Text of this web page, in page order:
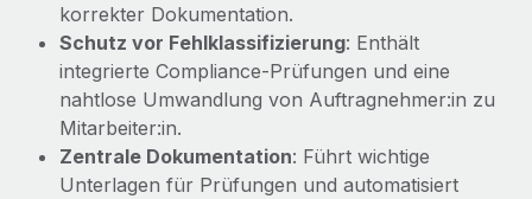
Benefits
Mühelose Verwaltung von Benefits
Mehr erfahren
Neues zu Remote-Produkten: Integration mit
Gusto und Zero und Contractor Management
Plus
Auch im neuen Jahr wollen wir bei Remote Unternehmen
aller Größen dabei unterstützen, die beste...
korrekter Dokumentation.
Schutz vor Fehlklassifizierung: Enthält
integrierte Compliance‑Prüfungen und eine
nahtlose Umwandlung von Auftragnehmer:in zu
Mitarbeiter:in.
Zentrale Dokumentation: Führt wichtige
Unterlagen für Prüfungen und automatisiert